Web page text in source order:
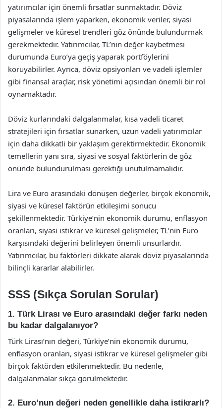
yatırımcılar için önemli fırsatlar sunmaktadır. Döviz
piyasalarında işlem yaparken, ekonomik veriler, siyasi
gelişmeler ve küresel trendleri göz önünde bulundurmak
gerekmektedir. Yatırımcılar, TL’nin değer kaybetmesi
durumunda Euro’ya geçiş yaparak portföylerini
koruyabilirler. Ayrıca, döviz opsiyonları ve vadeli işlemler
gibi finansal araçlar, risk yönetimi açısından önemli bir rol
oynamaktadır.
Döviz kurlarındaki dalgalanmalar, kısa vadeli ticaret
stratejileri için fırsatlar sunarken, uzun vadeli yatırımcılar
için daha dikkatli bir yaklaşım gerektirmektedir. Ekonomik
temellerin yanı sıra, siyasi ve sosyal faktörlerin de göz
önünde bulundurulması gerektiği unutulmamalıdır.
Lira ve Euro arasındaki dönüşen değerler, birçok ekonomik,
siyasi ve küresel faktörün etkileşimi sonucu
şekillenmektedir. Türkiye’nin ekonomik durumu, enflasyon
oranları, siyasi istikrar ve küresel gelişmeler, TL’nin Euro
karşısındaki değerini belirleyen önemli unsurlardır.
Yatırımcılar, bu faktörleri dikkate alarak döviz piyasalarında
bilinçli kararlar alabilirler.
SSS (Sıkça Sorulan Sorular)
1. Türk Lirası ve Euro arasındaki değer farkı neden
bu kadar dalgalanıyor?
Türk Lirası’nın değeri, Türkiye’nin ekonomik durumu,
enflasyon oranları, siyasi istikrar ve küresel gelişmeler gibi
birçok faktörden etkilenmektedir. Bu nedenle,
dalgalanmalar sıkça görülmektedir.
2. Euro’nun değeri neden genellikle daha istikrarlı?